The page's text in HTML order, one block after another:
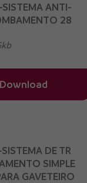
SISTEMA ANTI-
28
Download
DE TR
SIMPLE
GAVETEIRO